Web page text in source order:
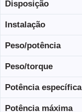
Disposição
Instalação
Peso/potência
Peso/torque
Potência específica
Potência máxima